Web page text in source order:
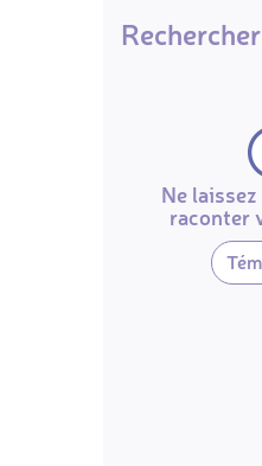
Ne
raconter